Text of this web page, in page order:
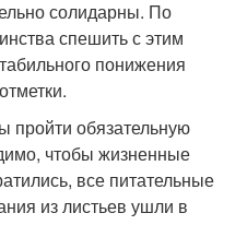
солидарны. По
спешить с этим
понижения
пройти обязательную
чтобы жизненные
все питательные
из листьев ушли в